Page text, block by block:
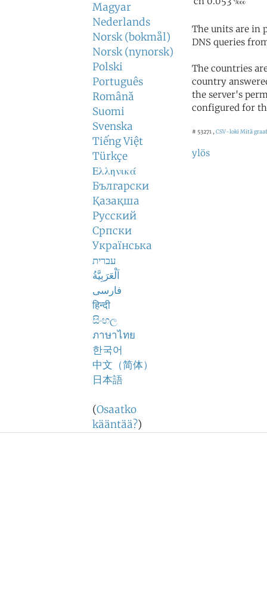
Magyar
Nederlands
Norsk (bokmål)
Norsk (nynorsk)
Polski
Português
Română
Suomi
Svenska
Tiếng Việt
Türkçe
Ελληνικά
Български
Қазақша
Русский
Српски
Українська
עברית
اَلْعَرَبِيَّةُ
فارسی
हिन्दी
සිංහල
ภาษาไทย
한국어
中文（简体）
日本語
(Osaatko
kääntää?)
The units are in
DNS queries
The countries
country
the server's
configured for
# 53271 , CSV-loki Mitä
ylös